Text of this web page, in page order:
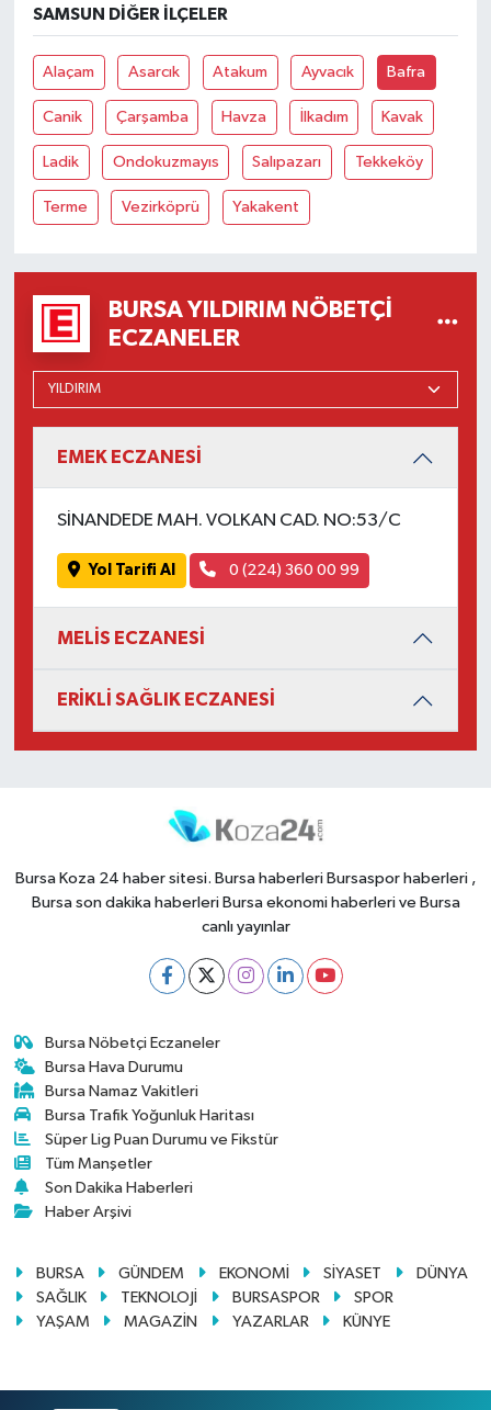
SAMSUN DIĞER İLÇELER
Alaçam Asarcık Atakum Ayvacık Bafra
Canik Çarşamba Havza İlkadım Kavak
Ladik Ondokuzmayıs Salıpazarı Tekkeköy
Terme Vezirköprü Yakakent
BURSA YILDIRIM NÖBETÇI
ECZANELER
EMEK ECZANESİ
SİNANDEDE MAH. VOLKAN CAD. NO:53/C
Yol Tarifi Al 0 (224) 360 00 99
MELİS ECZANESİ
ERİKLİ SAĞLIK ECZANESİ
Bursa Koza 24 haber sitesi. Bursa haberleri Bursaspor haberleri ,
Bursa son dakika haberleri Bursa ekonomi haberleri ve Bursa
canlı yayınlar
Bursa Nöbetçi Eczaneler
Bursa Hava Durumu
Bursa Namaz Vakitleri
Bursa Trafik Yoğunluk Haritası
Süper Lig Puan Durumu ve Fikstür
Tüm Manşetler
Son Dakika Haberleri
Haber Arşivi
BURSA GÜNDEM EKONOMİ SİYASET
DÜNYA
SAĞLIK
TEKNOLOJİ BURSASPOR
SPOR
YAŞAM
MAGAZİN YAZARLAR KÜNYE